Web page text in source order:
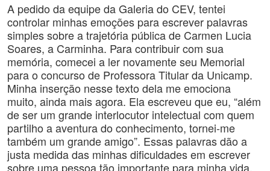
A pedido da equipe da Galeria do CEV, tentei
controlar minhas emoções para escrever palavras
simples sobre a trajetória pública de Carmen Lucia
Soares, a Carminha. Para contribuir com sua
memória, comecei a ler novamente seu Memorial
para o concurso de Professora Titular da Unicamp.
Minha inserção nesse texto dela me emociona
muito, ainda mais agora. Ela escreveu que eu, “além
de ser um grande interlocutor intelectual com quem
partilho a aventura do conhecimento, tornei-me
também um grande amigo”. Essas palavras dão a
justa medida das minhas dificuldades em escrever
sobre uma pessoa tão importante para minha vida,